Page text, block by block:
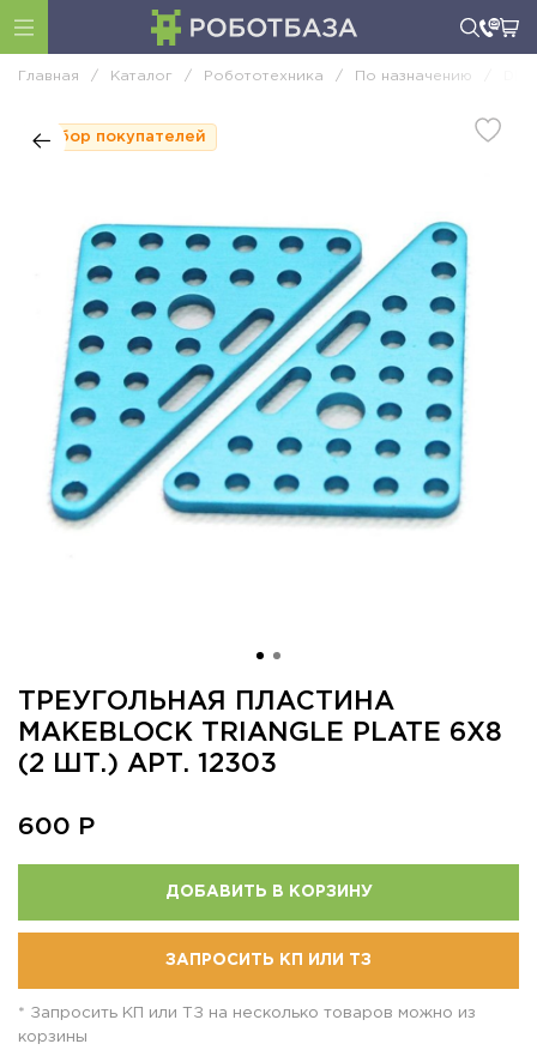
Главная / Каталог / Робототехника / По назначению
Выбор покупателей
ТРЕУГОЛЬНАЯ ПЛАСТИНА
MAKEBLOCK TRIANGLE PLATE 6X8
(2 ШТ.) АРТ. 12303
600 Р
ДОБАВИТЬ В КОРЗИНУ
ЗАПРОСИТЬ КП ИЛИ ТЗ
* Запросить КП или ТЗ на несколько товаров можно из
корзины